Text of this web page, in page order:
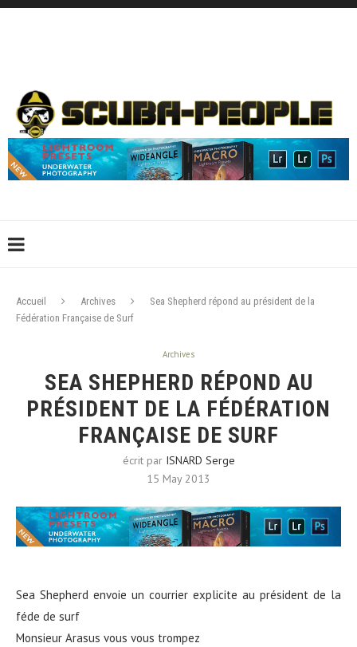
Accueil Archives
Sea Shepherd répond au président de la
Fédération Française de Surf
Archives
SEA SHEPHERD RÉPOND AU
PRÉSIDENT DE LA FÉDÉRATION
FRANÇAISE DE SURF
écrit par ISNARD Serge
15 May 2013
Sea Shepherd envoie un courrier explicite au président de la
féde de surf
Monsieur Arasus vous vous trompez